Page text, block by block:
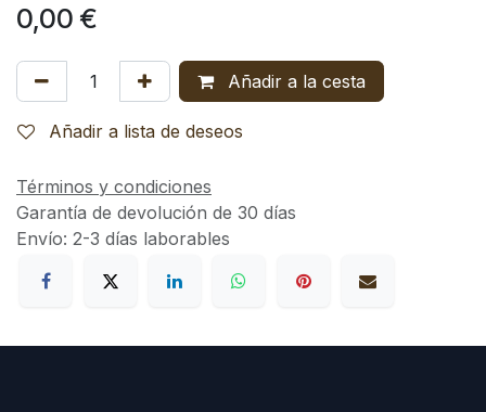
0,00 €
Añadir a la cesta
Añadir a lista de deseos
Términos y condiciones
Garantía de devolución de 30 días
Envío: 2-3 días laborables